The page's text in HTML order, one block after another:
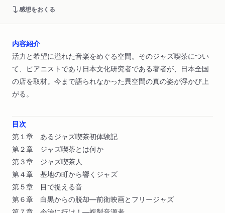
感想をおくる
内容紹介
活力と希望に溢れた音楽をめぐる空間。そのジャズ喫茶につい
て、ピアニストであり日本文化研究者である著者が、日本全国
の店を取材。今まで語られなかった異空間の真の姿が浮かび上
がる。
目次
第１章 あるジャズ喫茶初体験記
第２章 ジャズ喫茶とは何か
第３章 ジャズ喫茶人
第４章 基地の町から響くジャズ
第５章 目で捉える音
第６章 白黒からの脱却―前衛映画とフリージャズ